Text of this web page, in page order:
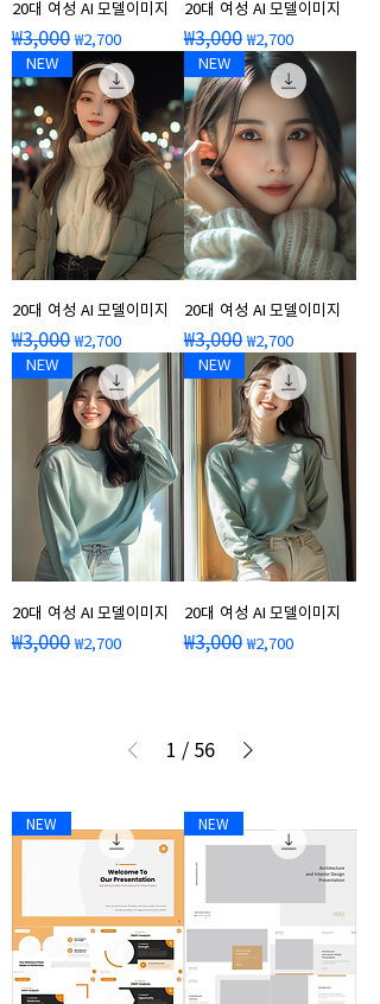
20대 여성 AI 모델이미지
일반가
₩3,000 할인가
₩2,700
20대 여성 AI 모델이미지
일반가
₩3,000 할인가
₩2,700
NEW
20대 여성 AI 모델이미지
일반가
₩3,000 할인가
₩2,700
NEW
20대 여성 AI 모델이미지
일반가
₩3,000 할인가
₩2,700
NEW
20대 여성 AI 모델이미지
일반가
₩3,000 할인가
₩2,700
NEW
20대 여성 AI 모델이미지
일반가
₩3,000 할인가
₩2,700
1 / 56
NEW NEW